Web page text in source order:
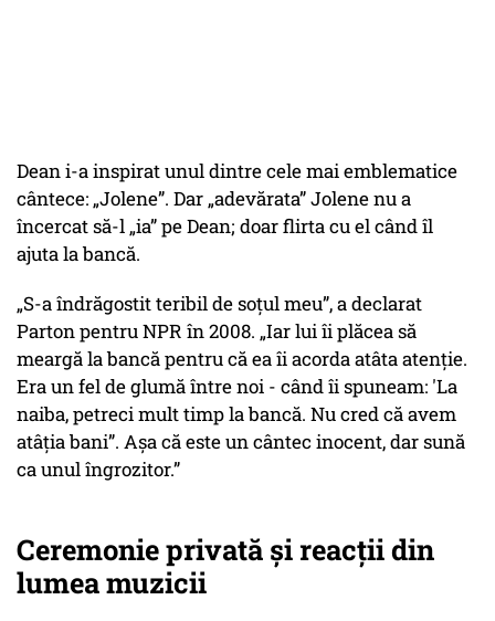
Dean i-a inspirat unul dintre cele mai emblematice
cântece: „Jolene”. Dar „adevărata” Jolene nu a
încercat să-l „ia” pe Dean; doar flirta cu el când îl
ajuta la bancă.
„S-a îndrăgostit teribil de soțul meu”, a declarat
Parton pentru NPR în 2008. „Iar lui îi plăcea să
meargă la bancă pentru că ea îi acorda atâta atenție.
Era un fel de glumă între noi - când îi spuneam: 'La
naiba, petreci mult timp la bancă. Nu cred că avem
atâția bani”. Așa că este un cântec inocent, dar sună
ca unul îngrozitor.”
Ceremonie privată și reacții din
lumea muzicii